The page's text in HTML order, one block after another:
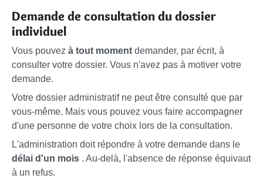
Demande de consultation du dossier
individuel
Vous pouvez à tout moment demander, par écrit, à
consulter votre dossier. Vous n'avez pas à motiver votre
demande.
Votre dossier administratif ne peut être consulté que par
vous-même. Mais vous pouvez vous faire accompagner
d'une personne de votre choix lors de la consultation.
L'administration doit répondre à votre demande dans le
délai d'un mois . Au-delà, l'absence de réponse équivaut
à un refus.